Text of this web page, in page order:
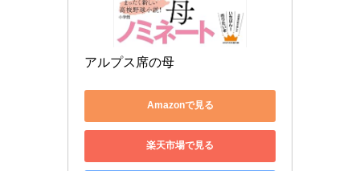
アルプス席の母
Amazonで見る
楽天市場で見る